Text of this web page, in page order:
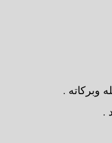
وبركاته .
.